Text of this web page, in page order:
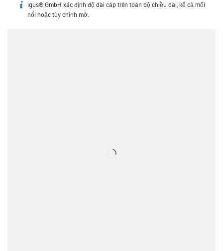
igus-icon-info
igus® GmbH xác định độ dài cáp trên toàn bộ chiều dài, kể cả mối
nối hoặc tùy chỉnh mờ.